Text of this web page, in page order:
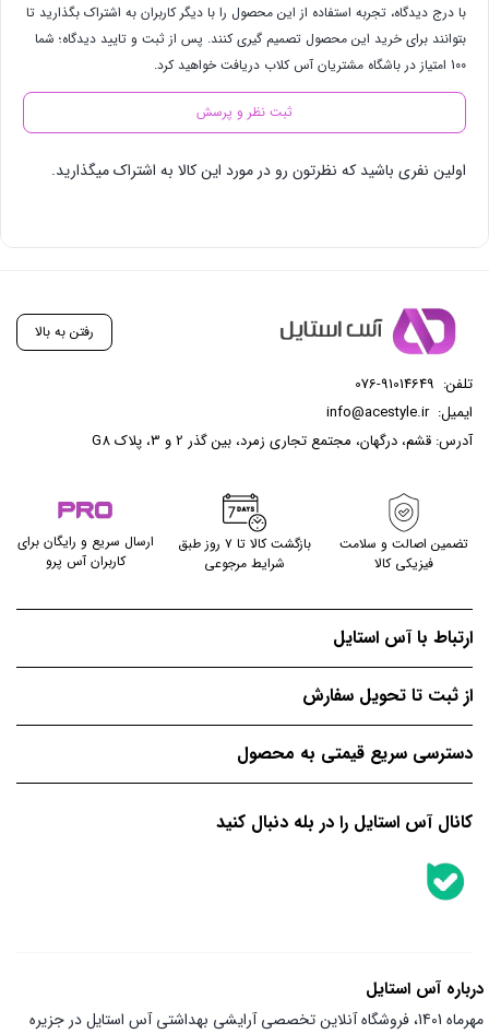
با درج دیدگاه، تجربه استفاده از این محصول را با دیگر کاربران به اشتراک بگذارید تا
بتوانند برای خرید این محصول تصمیم گیری کنند. پس از ثبت و تایید دیدگاه؛ شما
100 امتیاز در باشگاه مشتریان آس کلاب دریافت خواهید کرد.
ثبت نظر و پرسش
اولین نفری باشید که نظرتون رو در مورد این کالا به اشتراک میگذارید.
رفتن به بالا
تلفن: 076-91014649
ایمیل:info@acestyle.ir
آدرس: قشم، درگهان، مجتمع تجاری زمرد، بین گذر 2 و 3، پلاک G8
تضمین اصالت و سلامت
فیزیکی کالا
بازگشت کالا تا ۷ روز طبق
شرایط مرجوعی
ارسال سریع و رایگان برای
کاربران آس پرو
ارتباط با آس استایل
از ثبت تا تحویل سفارش
دسترسی سریع قیمتی به محصول
کانال آس استایل را در بله دنبال کنید
درباره آس استایل
مهرماه 1401، فروشگاه آنلاین تخصصی آرایشی بهداشتی آس استایل در جزیره